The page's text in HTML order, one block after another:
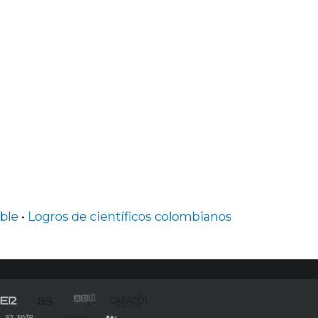
• Logros de científicos colombianos